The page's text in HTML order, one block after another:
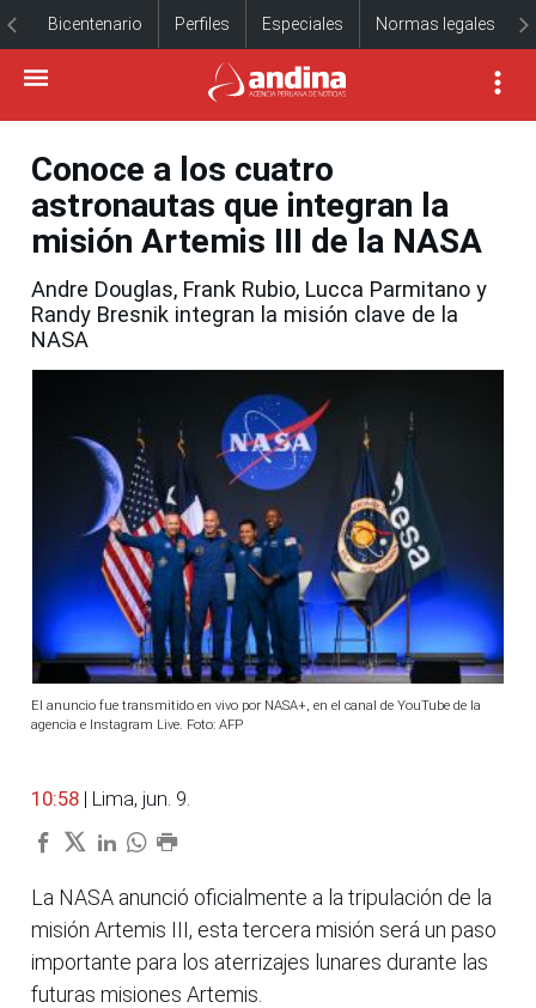
Bicentenario Perfiles Especiales Normas legales
Conoce a los cuatro
astronautas que integran la
misión Artemis III de la NASA
Andre Douglas, Frank Rubio, Lucca Parmitano y
Randy Bresnik integran la misión clave de la
NASA
El anuncio fue transmitido en vivo por NASA+, en el canal de YouTube de la
agencia e Instagram Live. Foto: AFP
10:58 | Lima, jun. 9.
La NASA anunció oficialmente a la tripulación de la
misión Artemis III, esta tercera misión será un paso
importante para los aterrizajes lunares durante las
futuras misiones Artemis.